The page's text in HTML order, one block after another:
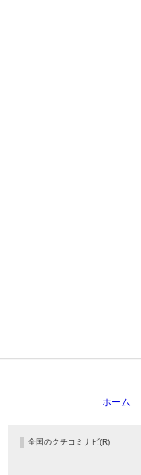
ホーム
全国のクチコミナビ(R)